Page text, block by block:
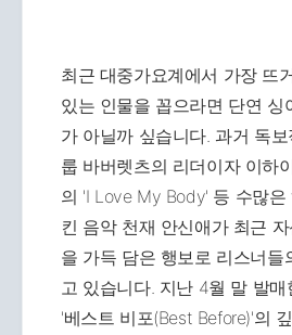
최근 대중가요계에서 가장 뜨
있는 인물을 꼽으라면 단연 싱
가 아닐까 싶습니다. 과거 독
룹 바버렛츠의 리더이자 이하
의 'I Love My Body' 등 수많은
킨 음악 천재 안신애가 최근
을 가득 담은 행보로 리스너들
고 있습니다. 지난 4월 말 발
'베스트 비포(Best Before)'의